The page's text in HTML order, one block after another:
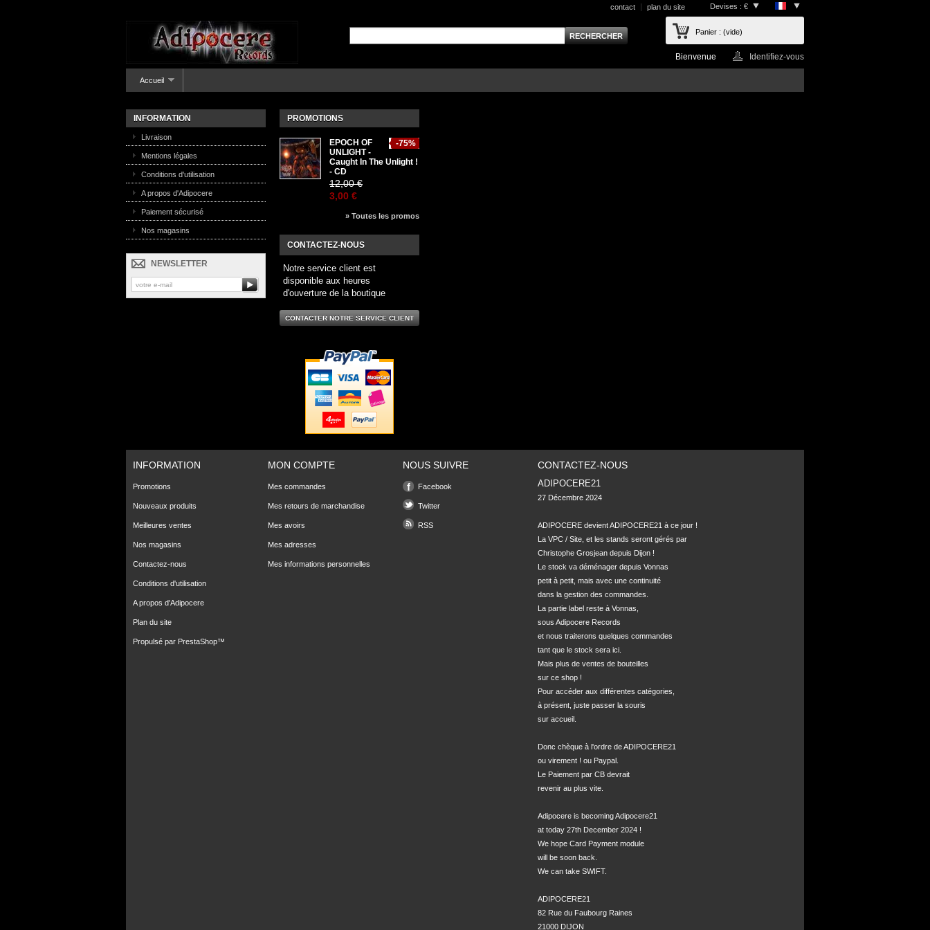
Devises : €
contact plan du site
Panier : (vide)
Bienvenue Identifiez-vous
Accueil
INFORMATION
Livraison
Mentions légales
Conditions d'utilisation
A propos d'Adipocere
Paiement sécurisé
Nos magasins
NEWSLETTER
PROMOTIONS
-75%
EPOCH OF
UNLIGHT -
Caught In The Unlight !
- CD
12,00 €
3,00 €
» Toutes les promos
CONTACTEZ-NOUS
Notre service client est
disponible aux heures
d'ouverture de la boutique
CONTACTER NOTRE SERVICE CLIENT
INFORMATION
Promotions
Nouveaux produits
Meilleures ventes
Nos magasins
Contactez-nous
Conditions d'utilisation
A propos d'Adipocere
Plan du site
Propulsé par PrestaShop™
MON COMPTE
Mes commandes
Mes retours de marchandise
Mes avoirs
Mes adresses
Mes informations personnelles
NOUS SUIVRE
Facebook
Twitter
RSS
CONTACTEZ-NOUS
ADIPOCERE21
27 Décembre 2024
ADIPOCERE devient ADIPOCERE21 à ce jour !
La VPC / Site, et les stands seront gérés par
Christophe Grosjean depuis Dijon !
Le stock va déménager depuis Vonnas
petit à petit, mais avec une continuité
dans la gestion des commandes.
La partie label reste à Vonnas,
sous Adipocere Records
et nous traiterons quelques commandes
tant que le stock sera ici.
Mais plus de ventes de bouteilles
sur ce shop !
Pour accéder aux différentes catégories,
à présent, juste passer la souris
sur accueil.
Donc chèque à l'ordre de ADIPOCERE21
ou virement ! ou Paypal.
Le Paiement par CB devrait
revenir au plus vite.
Adipocere is becoming Adipocere21
at today 27th December 2024 !
We hope Card Payment module
will be soon back.
We can take SWIFT.
ADIPOCERE21
82 Rue du Faubourg Raines
21000 DIJON